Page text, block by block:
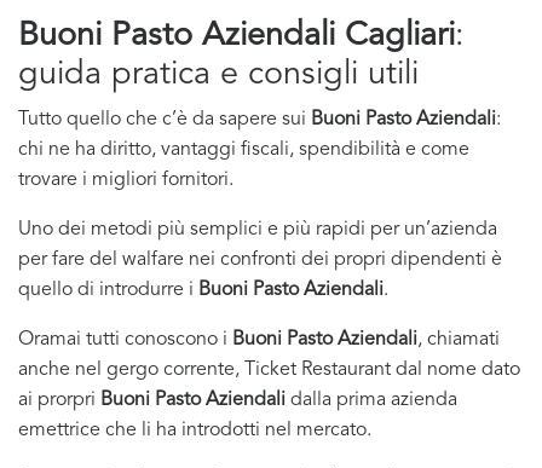
Buoni Pasto Aziendali Cagliari:
guida pratica e consigli utili
Tutto quello che c’è da sapere sui Buoni Pasto Aziendali:
chi ne ha diritto, vantaggi fiscali, spendibilità e come
trovare i migliori fornitori.
Uno dei metodi più semplici e più rapidi per un’azienda
per fare del walfare nei confronti dei propri dipendenti è
quello di introdurre i Buoni Pasto Aziendali.
Oramai tutti conoscono i Buoni Pasto Aziendali, chiamati
anche nel gergo corrente, Ticket Restaurant dal nome dato
ai prorpri Buoni Pasto Aziendali dalla prima azienda
emettrice che li ha introdotti nel mercato.